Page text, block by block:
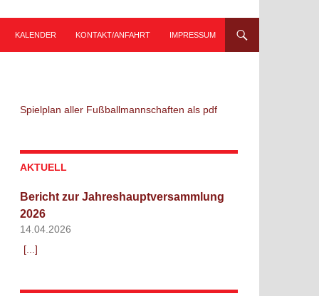
KALENDER KONTAKT/ANFAHRT IMPRESSUM
Spielplan aller Fußballmannschaften als pdf
AKTUELL
Bericht zur Jahreshauptversammlung
2026
14.04.2026
[...]